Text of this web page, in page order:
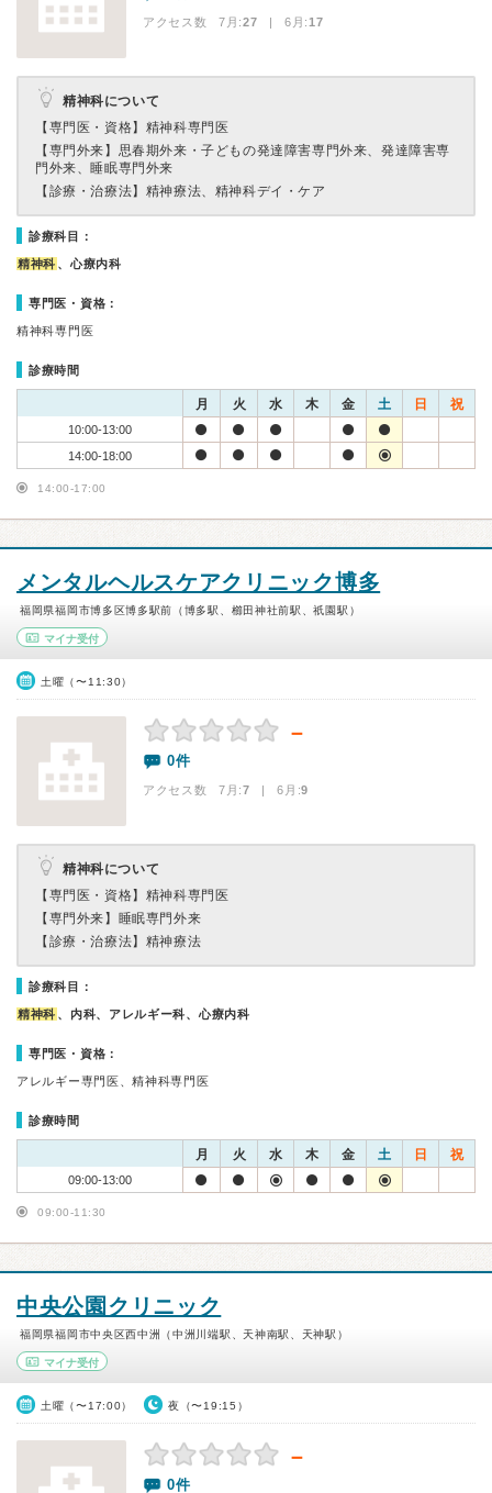
アクセス数 7月:27 | 6月:17
精神科について
【専門医・資格】 精神科専門医
【専門外来】 思春期外来・子どもの発達障害専門外来、発達障害専
門外来、睡眠専門外来
【診療・治療法】 精神療法、精神科デイ・ケア
診療科目：
精神科 、心療内科
専門医・資格：
精神科専門医
診療時間
月 火 水 木 金 土 日 祝
10:00-13:00
14:00-18:00
14:00-17:00
メンタルヘルスケアクリニック博多
福岡県福岡市博多区博多駅前（博多駅、櫛田神社前駅、祇園駅）
マイナ受付
土曜（〜11:30）
－
0件
アクセス数 7月:7 | 6月:9
精神科について
【専門医・資格】 精神科専門医
【専門外来】 睡眠専門外来
【診療・治療法】 精神療法
診療科目：
精神科 、内科、アレルギー科、心療内科
専門医・資格：
アレルギー専門医、精神科専門医
診療時間
月 火 水 木 金 土 日 祝
09:00-13:00
09:00-11:30
中央公園クリニック
福岡県福岡市中央区西中洲（中洲川端駅、天神南駅、天神駅）
マイナ受付
土曜（〜17:00） 夜（〜19:15）
－
0件